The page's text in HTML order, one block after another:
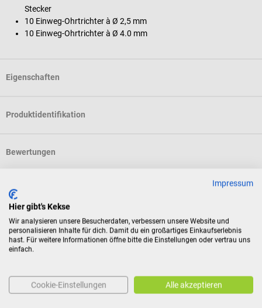
Stecker
10 Einweg-Ohrtrichter à Ø 2,5 mm
10 Einweg-Ohrtrichter à Ø 4.0 mm
Eigenschaften
Produktidentifikation
Bewertungen
Zubehör
LUXAMED
LuxaScope Auris LED Gebläse
Gebläse für alle LuxaScope Auris LED Otoskope
Impressum
Hier gibt's Kekse
Wir analysieren unsere Besucherdaten, verbessern unsere Website und
personalisieren Inhalte für dich. Damit du ein großartiges Einkaufserlebnis
hast. Für weitere Informationen öffne bitte die Einstellungen oder vertrau uns
einfach.
Cookie-Einstellungen Alle akzeptieren